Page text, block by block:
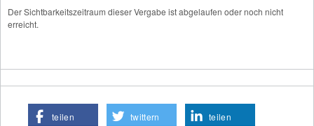
Der Sichtbarkeitszeitraum dieser Vergabe ist abgelaufen oder noch nicht
erreicht.
teilen twittern teilen